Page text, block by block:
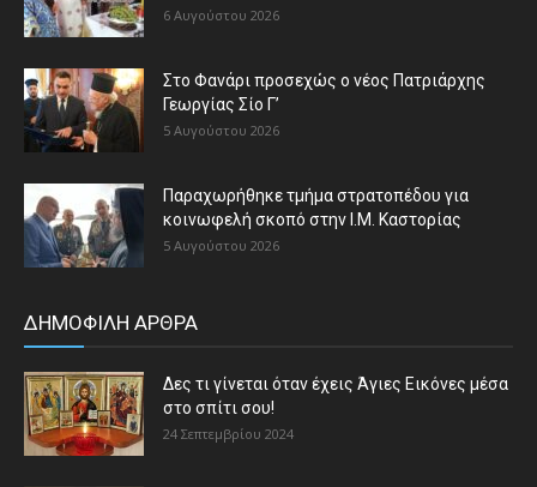
6 Αυγούστου 2026
Στο Φανάρι προσεχώς ο νέος Πατριάρχης
Γεωργίας Σίο Γ’
5 Αυγούστου 2026
Παραχωρήθηκε τμήμα στρατοπέδου για
κοινωφελή σκοπό στην Ι.Μ. Καστορίας
5 Αυγούστου 2026
ΔΗΜΟΦΙΛΗ ΑΡΘΡΑ
Δες τι γίνεται όταν έχεις Άγιες Εικόνες μέσα
στο σπίτι σου!
24 Σεπτεμβρίου 2024